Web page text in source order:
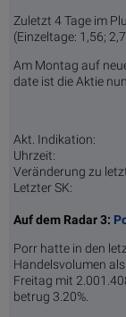
Zuletzt 4 Tage im
(Einzeltage: 1,56;
Am Montag auf
date ist die Aktie
Akt. Indikation:
Uhrzeit:
Veränderung zu
Letzter SK:
Auf dem Radar 3:
Porr hatte in den
Handelsvolumen
Freitag mit
betrug 3.20%.